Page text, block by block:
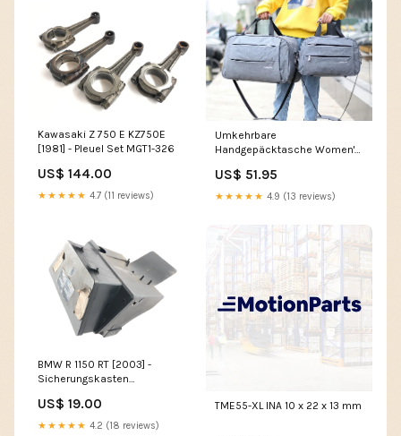
Kawasaki Z 750 E KZ750E
[1981] - Pleuel Set MGT1-326
US$ 144.00
★★★★★ 4.7 (11 reviews)
Umkehrbare
Handgepäcktasche Women's
US$ 51.95
★★★★★ 4.9 (13 reviews)
BMW R 1150 RT [2003] -
Sicherungskasten
US$ 19.00
★★★★★ 4.2 (18 reviews)
TME55-XL INA 10 x 22 x 13 mm